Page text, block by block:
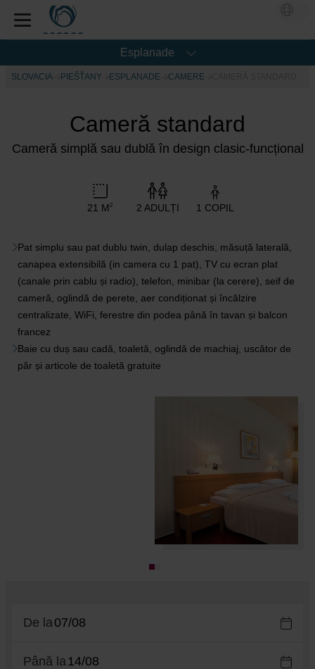
Esplanade
SLOVACIA PIEŠŤANY ESPLANADE CAMERE
Cameră standard
Cameră simplă sau dublă în design clasic-funcțional
21 M2 2 ADULȚI 1 COPIL
Pat simplu sau pat dublu twin, dulap deschis, măsuță laterală,
canapea extensibilă (in camera cu 1 pat), TV cu ecran plat
(canale prin cablu și radio), telefon, minibar (la cerere), seif de
cameră, oglindă de perete, aer condiționat și încălzire
centralizate, WiFi, ferestre din podea până în tavan și balcon
francez
Baie cu duș sau cadă, toaletă, oglindă de machiaj, uscător de
păr și articole de toaletă gratuite
De la
Până la